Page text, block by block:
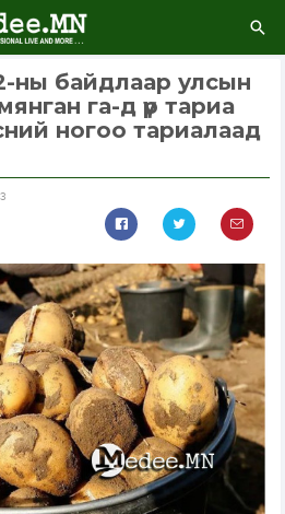
ны байдлаар улсын
га-д үр тариа
ногоо тариалаад